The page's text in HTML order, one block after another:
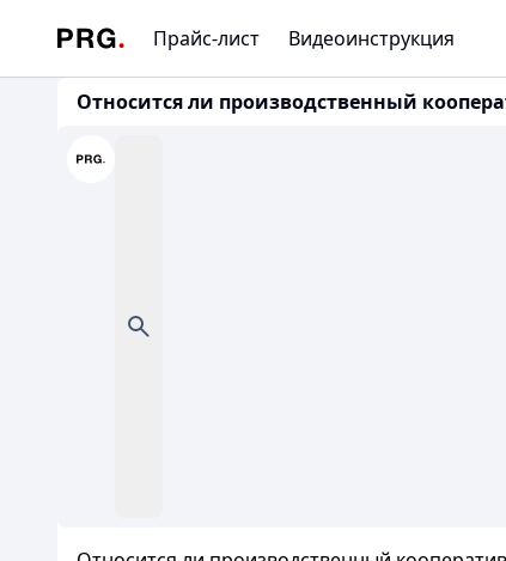
Прайс-лист Видеоинструкция
Относится ли производственный